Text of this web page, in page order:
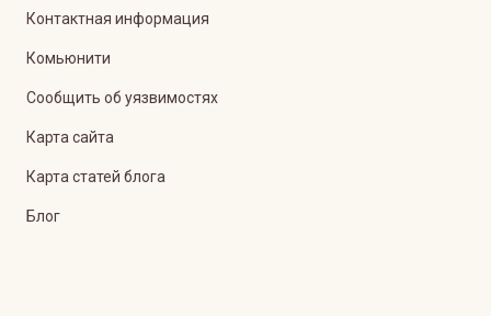
Контактная информация
Комьюнити
Сообщить об уязвимостях
Карта сайта
Карта статей блога
Блог